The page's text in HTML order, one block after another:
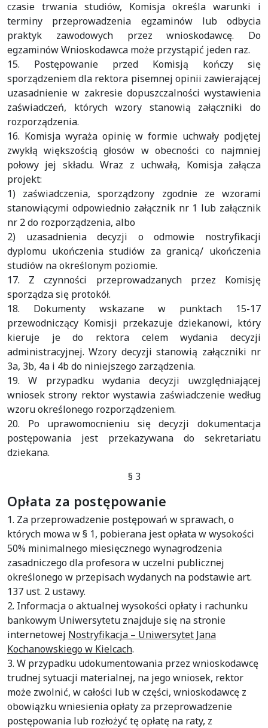
czasie trwania studiów, Komisja określa warunki i
terminy przeprowadzenia egzaminów lub odbycia
praktyk zawodowych przez wnioskodawcę. Do
egzaminów Wnioskodawca może przystąpić jeden raz.
15. Postępowanie przed Komisją kończy się
sporządzeniem dla rektora pisemnej opinii zawierającej
uzasadnienie w zakresie dopuszczalności wystawienia
zaświadczeń, których wzory stanowią załączniki do
rozporządzenia.
16. Komisja wyraża opinię w formie uchwały podjętej
zwykłą większością głosów w obecności co najmniej
połowy jej składu. Wraz z uchwałą, Komisja załącza
projekt:
1) zaświadczenia, sporządzony zgodnie ze wzorami
stanowiącymi odpowiednio załącznik nr 1 lub załącznik
nr 2 do rozporządzenia, albo
2) uzasadnienia decyzji o odmowie nostryfikacji
dyplomu ukończenia studiów za granicą/ ukończenia
studiów na określonym poziomie.
17. Z czynności przeprowadzanych przez Komisję
sporządza się protokół.
18. Dokumenty wskazane w punktach 15-17
przewodniczący Komisji przekazuje dziekanowi, który
kieruje je do rektora celem wydania decyzji
administracyjnej. Wzory decyzji stanowią załączniki nr
3a, 3b, 4a i 4b do niniejszego zarządzenia.
19. W przypadku wydania decyzji uwzględniającej
wniosek strony rektor wystawia zaświadczenie według
wzoru określonego rozporządzeniem.
20. Po uprawomocnieniu się decyzji dokumentacja
postępowania jest przekazywana do sekretariatu
dziekana.
§ 3
Opłata za postępowanie
1. Za przeprowadzenie postępowań w sprawach, o
których mowa w § 1, pobierana jest opłata w wysokości
50% minimalnego miesięcznego wynagrodzenia
zasadniczego dla profesora w uczelni publicznej
określonego w przepisach wydanych na podstawie art.
137 ust. 2 ustawy.
2. Informacja o aktualnej wysokości opłaty i rachunku
bankowym Uniwersytetu znajduje się na stronie
internetowej Nostryfikacja – Uniwersytet Jana
Kochanowskiego w Kielcach.
3. W przypadku udokumentowania przez wnioskodawcę
trudnej sytuacji materialnej, na jego wniosek, rektor
może zwolnić, w całości lub w części, wnioskodawcę z
obowiązku wniesienia opłaty za przeprowadzenie
postępowania lub rozłożyć tę opłatę na raty, z